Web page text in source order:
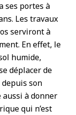
ses portes à
Les travaux
serviront à
En effet, le
humide,
déplacer de
son
à donner
qui n’est